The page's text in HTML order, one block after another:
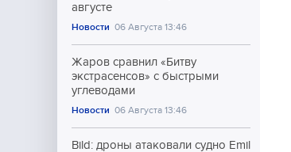
августе
Новости 06 Августа 13:46
Жаров сравнил «Битву
экстрасенсов» с быстрыми
углеводами
Новости 06 Августа 13:46
Bild: дроны атаковали судно Emil